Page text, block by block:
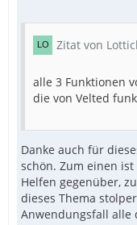
Zitat von
alle 3 Funktionen
die von Velted
Danke auch für
schön. Zum einen
Helfen gegenüber,
dieses Thema
Anwendungsfall alle